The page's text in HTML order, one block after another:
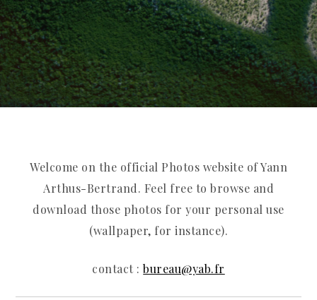
Welcome on the official Photos website of Yann
Arthus-Bertrand. Feel free to browse and
download those photos for your personal use
(wallpaper, for instance).
contact :bureau@yab.fr